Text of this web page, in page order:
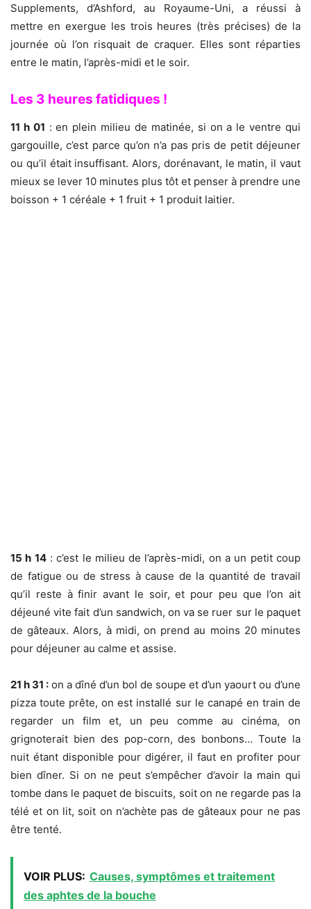
Supplements, d’Ashford, au Royaume-Uni, a réussi à
mettre en exergue les trois heures (très précises) de la
journée où l’on risquait de craquer. Elles sont réparties
entre le matin, l’après-midi et le soir.
Les 3 heures fatidiques !
11 h 01 : en plein milieu de matinée, si on a le ventre qui
gargouille, c’est parce qu’on n’a pas pris de petit déjeuner
ou qu’il était insuffisant. Alors, dorénavant, le matin, il vaut
mieux se lever 10 minutes plus tôt et penser à prendre une
boisson + 1 céréale + 1 fruit + 1 produit laitier.
15 h 14: c’est le milieu de l’après-midi, on a un petit coup
de fatigue ou de stress à cause de la quantité de travail
qu’il reste à finir avant le soir, et pour peu que l’on ait
déjeuné vite fait d’un sandwich, on va se ruer sur le paquet
de gâteaux. Alors, à midi, on prend au moins 20 minutes
pour déjeuner au calme et assise.
21 h 31 : on a dîné d’un bol de soupe et d’un yaourt ou d’une
pizza toute prête, on est installé sur le canapé en train de
regarder un film et, un peu comme au cinéma, on
grignoterait bien des pop-corn, des bonbons… Toute la
nuit étant disponible pour digérer, il faut en profiter pour
bien dîner. Si on ne peut s’empêcher d’avoir la main qui
tombe dans le paquet de biscuits, soit on ne regarde pas la
télé et on lit, soit on n’achète pas de gâteaux pour ne pas
être tenté.
VOIR PLUS: Causes, symptômes et traitement
des aphtes de la bouche